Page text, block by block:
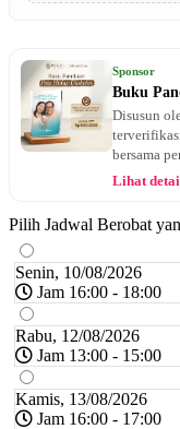
Sponsor
Buku
Disusun
bersama
Lihat
Pilih Jadwal Berobat
Senin, 10/08/2026
Jam 16:00 - 18:00
Rabu, 12/08/2026
Jam 13:00 - 15:00
Kamis, 13/08/2026
Jam 16:00 - 17:00